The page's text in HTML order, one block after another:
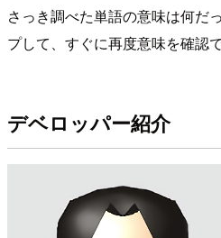
さっき調べた単語の意味は何だ
プして、すぐに再度意味を確認で
デベロッパー紹介